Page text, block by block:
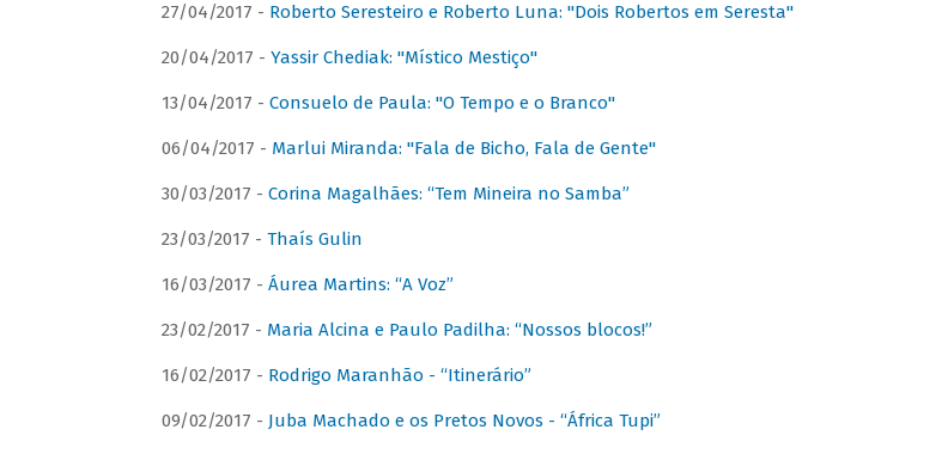
27/04/2017 - Roberto Seresteiro e Roberto Luna: "Dois Robertos em Seresta"
20/04/2017 - Yassir Chediak: "Místico Mestiço"
13/04/2017 - Consuelo de Paula: "O Tempo e o Branco"
06/04/2017 - Marlui Miranda: "Fala de Bicho, Fala de Gente"
30/03/2017 - Corina Magalhães: “Tem Mineira no Samba”
23/03/2017 - Thaís Gulin
16/03/2017 - Áurea Martins: “A Voz”
23/02/2017 - Maria Alcina e Paulo Padilha: “Nossos blocos!”
16/02/2017 - Rodrigo Maranhão - “Itinerário”
09/02/2017 - Juba Machado e os Pretos Novos - “África Tupi”